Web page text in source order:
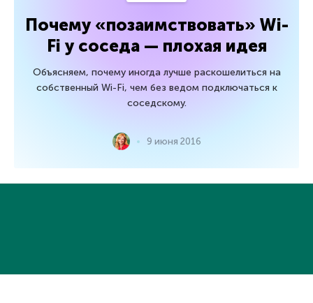
Почему «позаимствовать» Wi-
Fi у соседа — плохая идея
Объясняем, почему иногда лучше раскошелиться на
собственный Wi-Fi, чем без ведом подключаться к
соседскому.
9 июня 2016